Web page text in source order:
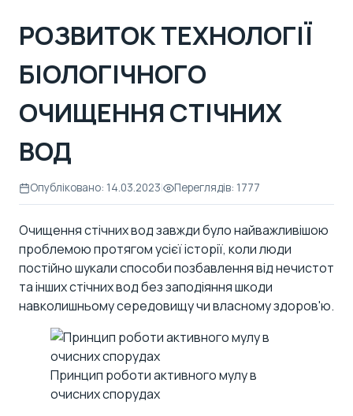
РОЗВИТОК ТЕХНОЛОГІЇ
БІОЛОГІЧНОГО
ОЧИЩЕННЯ СТІЧНИХ
ВОД
Опубліковано: 14.03.2023| Переглядів: 1777
Очищення стічних вод завжди було найважливішою
проблемою протягом усієї історії, коли люди
постійно шукали способи позбавлення від нечистот
та інших стічних вод без заподіяння шкоди
навколишньому середовищу чи власному здоров'ю.
Принцип роботи активного мулу в
очисних спорудах